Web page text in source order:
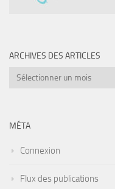
ARCHIVES DES ARTICLES
Archives
MÉTA
Connexion
Flux des publications